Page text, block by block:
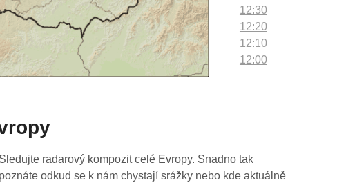
12:30
12:20
12:10
12:00
11:00
10:50
Sledujte radarový kompozit celé Evropy. Snadno tak
poznáte odkud se k nám chystají srážky nebo kde aktuálně